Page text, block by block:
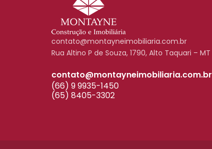
contato@montayneimobiliaria.com.br
Rua Altino P de Souza, 1790, Alto Taquari – MT
contato@montayneimobiliaria.com.br
(66) 9 9935-1450
(65) 8405-3302